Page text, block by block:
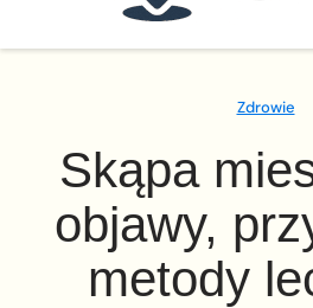
Zdrowie
Skąpa
objawy,
metody